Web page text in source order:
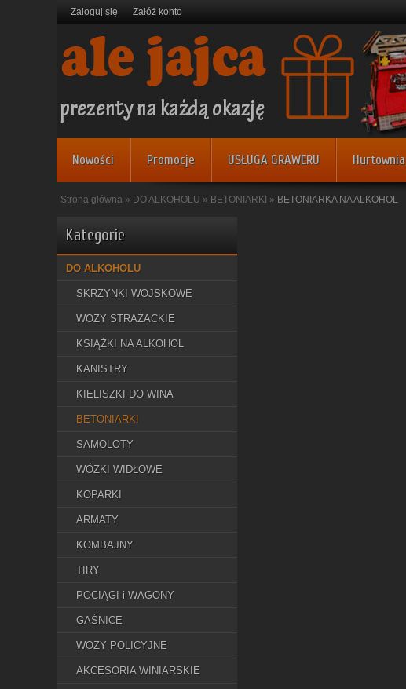
Zaloguj się Załóż konto
Nowości Promocje USŁUGA GRAWERU Hurtownia
Strona główna » DO ALKOHOLU » BETONIARKI » BETONIARKA NA ALKOHOL
Kategorie
DO ALKOHOLU
SKRZYNKI WOJSKOWE
WOZY STRAŻACKIE
KSIĄŻKI NA ALKOHOL
KANISTRY
KIELISZKI DO WINA
BETONIARKI
SAMOLOTY
WÓZKI WIDŁOWE
KOPARKI
ARMATY
KOMBAJNY
TIRY
POCIĄGI i WAGONY
GAŚNICE
WOZY POLICYJNE
AKCESORIA WINIARSKIE